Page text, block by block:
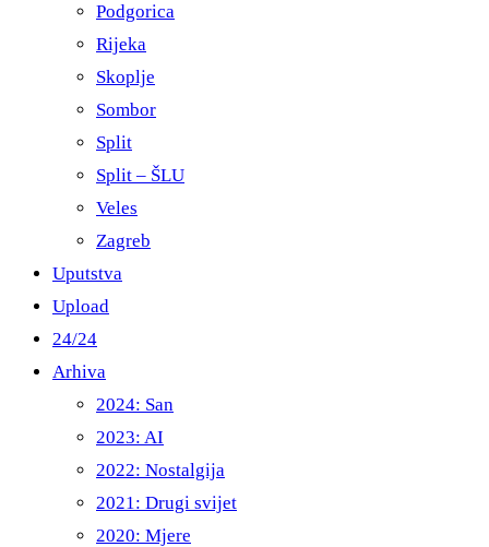
Podgorica
Rijeka
Skoplje
Sombor
Split
Split – ŠLU
Veles
Zagreb
Uputstva
Upload
24/24
Arhiva
2024: San
2023: AI
2022: Nostalgija
2021: Drugi svijet
2020: Mjere